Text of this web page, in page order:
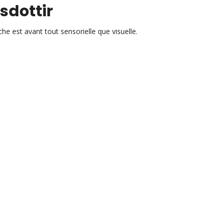
est avant tout sensorielle que visuelle.